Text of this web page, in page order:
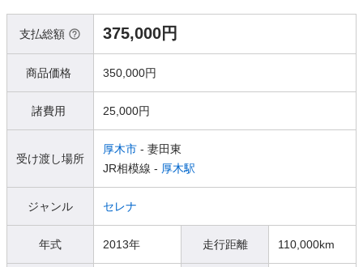
支払総額 375,000円
商品価格 350,000円
諸費用 25,000円
受け渡し場所
厚木市 - 妻田東
JR相模線 - 厚木駅
ジャンル セレナ
年式 2013年 走行距離 110,000km